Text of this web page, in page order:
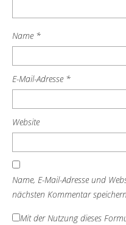
Name *
E-Mail-Adresse *
Website
Name, E-Mail-Adresse und
nächsten Kommentar
Mit der Nutzung dieses